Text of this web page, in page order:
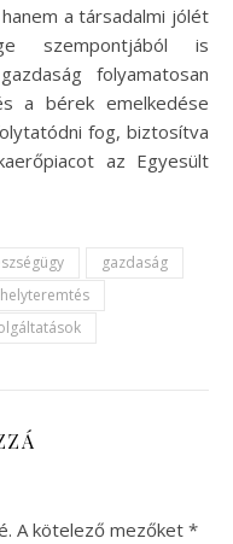
a társadalmi jólét
szempontjából is
folyamatosan
a bérek emelkedése
fog, biztosítva
az Egyesült
gazdaság
A kötelező mezőket *